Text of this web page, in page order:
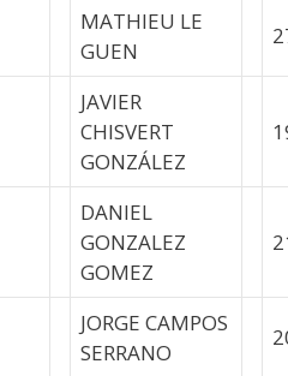
MATHIEU LE
GUEN
JAVIER
CHISVERT
GONZÁLEZ
DANIEL
GONZALEZ
GOMEZ
JORGE CAMPOS
SERRANO